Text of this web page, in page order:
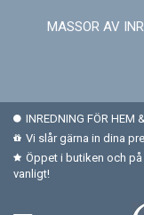
MASSOR AV
INREDNING FÖR HEM
Vi slår gärna in dina
Öppet i butiken och
vanligt!